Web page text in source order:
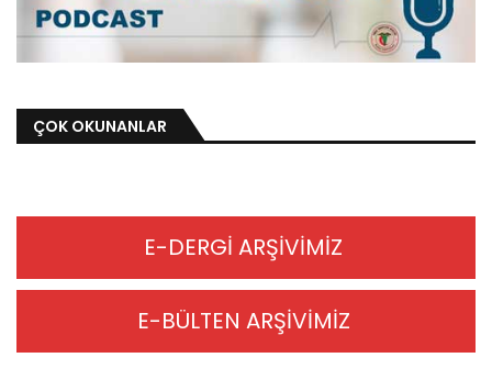
ÇOK OKUNANLAR
E-DERGİ ARŞİVİMİZ
E-BÜLTEN ARŞİVİMİZ